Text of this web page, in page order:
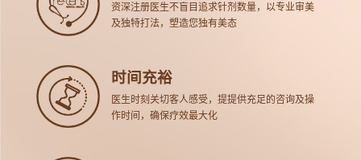
资深注册医生不盲目追求针剂数量，以专业审美
及独特打法，塑造您独有美态
时间充裕
医生时刻关切客人感受，提提供充足的咨询及操
作时间，确保疗效最大化